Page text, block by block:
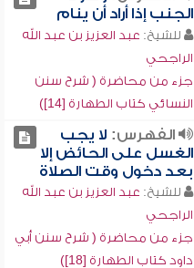
الجنب إذا أراد أن ينام
للشيخ: عبد العزيز بن عبد الله
الراجحي
جزء من محاضرة ( شرح سنن
النسائي كتاب الطهارة [14])
الفهرس: لا يجب
الغسل على الحائض إلا
بعد دخول وقت الصلاة
للشيخ: عبد العزيز بن عبد الله
الراجحي
جزء من محاضرة ( شرح سنن أبي
داود كتاب الطهارة [18])